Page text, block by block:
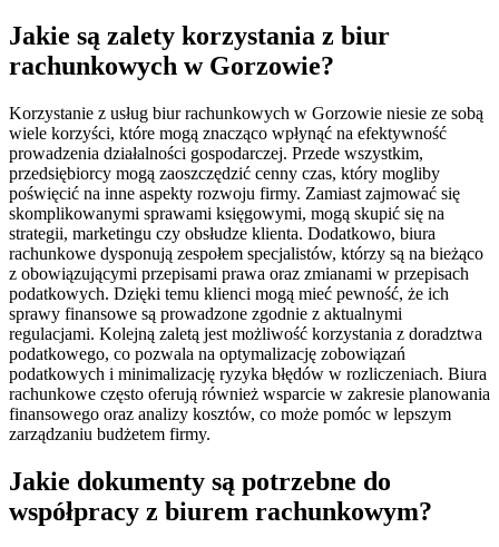
Jakie są zalety korzystania z biur
rachunkowych w Gorzowie?
Korzystanie z usług biur rachunkowych w Gorzowie niesie ze sobą
wiele korzyści, które mogą znacząco wpłynąć na efektywność
prowadzenia działalności gospodarczej. Przede wszystkim,
przedsiębiorcy mogą zaoszczędzić cenny czas, który mogliby
poświęcić na inne aspekty rozwoju firmy. Zamiast zajmować się
skomplikowanymi sprawami księgowymi, mogą skupić się na
strategii, marketingu czy obsłudze klienta. Dodatkowo, biura
rachunkowe dysponują zespołem specjalistów, którzy są na bieżąco
z obowiązującymi przepisami prawa oraz zmianami w przepisach
podatkowych. Dzięki temu klienci mogą mieć pewność, że ich
sprawy finansowe są prowadzone zgodnie z aktualnymi
regulacjami. Kolejną zaletą jest możliwość korzystania z doradztwa
podatkowego, co pozwala na optymalizację zobowiązań
podatkowych i minimalizację ryzyka błędów w rozliczeniach. Biura
rachunkowe często oferują również wsparcie w zakresie planowania
finansowego oraz analizy kosztów, co może pomóc w lepszym
zarządzaniu budżetem firmy.
Jakie dokumenty są potrzebne do
współpracy z biurem rachunkowym?